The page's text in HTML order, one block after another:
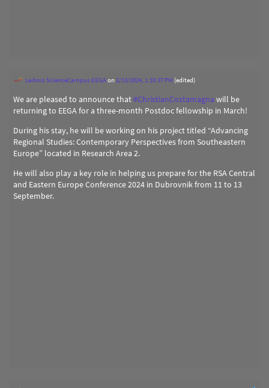
Leibniz ScienceCampus EEGAon2/13/2024, 1:10:37 PM (edited)
We are pleased to announce that#ChristianCostamagna will be
returning to EEGA for a three-month Postdoc fellowship in March!
During his stay, he will be working on his project titled “Advancing
Regional Studies: Contemporary Perspectives from Southeastern
Europe” located in Research Area 2.
He will also play a key role in helping us prepare for the RSA Central
and Eastern Europe Conference 2024 in Dubrovnik from 11 to 13
September.